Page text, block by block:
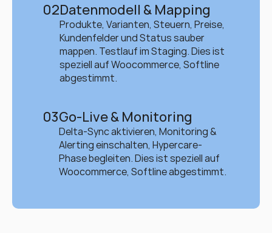
02Datenmodell & Mapping
Produkte, Varianten, Steuern, Preise,
Kundenfelder und Status sauber
mappen. Testlauf im Staging. Dies ist
speziell auf Woocommerce, Softline
abgestimmt.
03Go-Live & Monitoring
Delta-Sync aktivieren, Monitoring &
Alerting einschalten, Hypercare-
Phase begleiten. Dies ist speziell auf
Woocommerce, Softline abgestimmt.